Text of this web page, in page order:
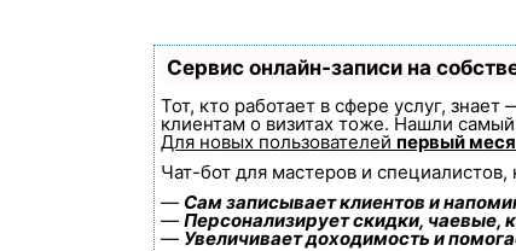
Сервис онлайн-записи на
Тот, кто работает в сфере услуг,
клиентам о визитах тоже. Нашли
Для новых пользователей первый
Чат-бот для мастеров и
— Сам записывает клиентов и
— Персонализирует скидки, чаевые,
— Увеличивает доходимость и